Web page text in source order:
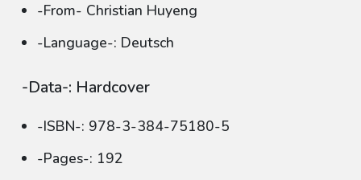
-From- Christian Huyeng
-Language-: Deutsch
-Data-: Hardcover
-ISBN-: 978-3-384-75180-5
-Pages-: 192